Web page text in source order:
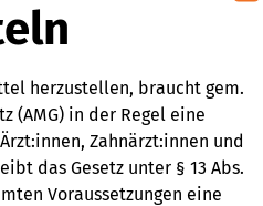
herzustellen, braucht gem.
(AMG) in der Regel eine
Zahnärzt:innen und
das Gesetz unter § 13 Abs.
Voraussetzungen eine